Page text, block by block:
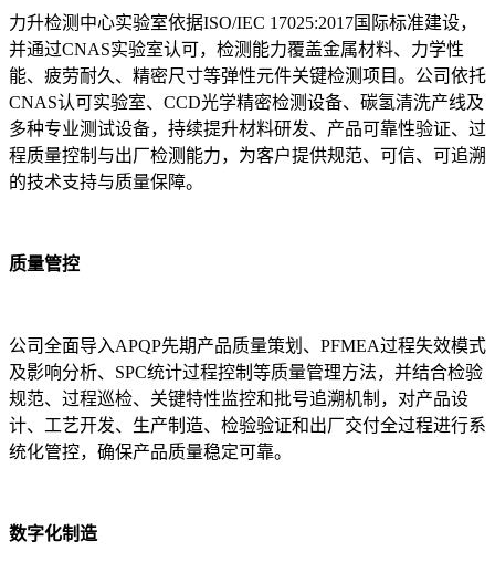
力升检测中心实验室依据ISO/IEC 17025:2017国际标准建设，
并通过CNAS实验室认可，检测能力覆盖金属材料、力学性
能、疲劳耐久、精密尺寸等弹性元件关键检测项目。公司依托
CNAS认可实验室、CCD光学精密检测设备、碳氢清洗产线及
多种专业测试设备，持续提升材料研发、产品可靠性验证、过
程质量控制与出厂检测能力，为客户提供规范、可信、可追溯
的技术支持与质量保障。
质量管控
公司全面导入APQP先期产品质量策划、PFMEA过程失效模式
及影响分析、SPC统计过程控制等质量管理方法，并结合检验
规范、过程巡检、关键特性监控和批号追溯机制，对产品设
计、工艺开发、生产制造、检验验证和出厂交付全过程进行系
统化管控，确保产品质量稳定可靠。
数字化制造